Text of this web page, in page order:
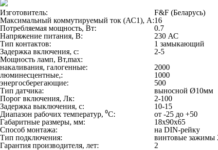
Изготовитель:
F&F (Беларусь)
Максимальный коммутируемый ток (АС1), А:16
Потребляемая мощность, Вт:
0.7
Напряжение питания, В:
230 АС
Тип контактов:
1 замыкающий
Задержка включения, с:
2-5
Мощность ламп, Вт,max:
накаливания, галогенные:
2000
люминесцентные,:
1000
энергосберегающие:
500
Тип датчика:
выносной Ø10мм
Порог включения, Лк:
2-100
Задержка выключения, с:
10-15
Диапазон рабочих температур, ⁰С:
от -25 до +50
Габаритные размеры, мм:
18х90х65
Способ монтажа:
на DIN-рейку
Тип подключения:
винтовые зажимы
Гарантия производителя, лет:
2